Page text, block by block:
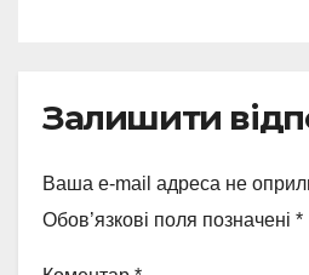
Залишити
Ваша e-mail адреса не
Обов’язкові поля позначені *